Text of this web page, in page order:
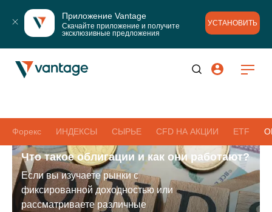
Приложение Vantage
Скачайте приложение и получите
эксклюзивные предложения
УСТАНОВИТЬ
Форекс ИНДЕКСЫ СЫРЬЕ CFD НА АКЦИИ ETF
Что такое облигации и как они работают?
Если вы изучаете рынки с
фиксированной доходностью или
рассматриваете различные